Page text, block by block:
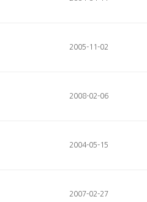
2005-11-02
2008-02-06
2004-05-15
2007-02-27